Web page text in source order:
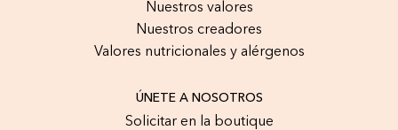
Nuestros valores
Nuestros creadores
Valores nutricionales y alérgenos
ÚNETE A NOSOTROS
Solicitar en la boutique